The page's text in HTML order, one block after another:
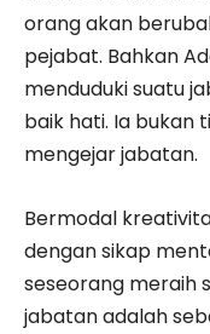
orang akan
pejabat. Bahkan
menduduki suatu
baik hati. Ia bukan
mengejar jabatan.
Bermodal
dengan sikap
seseorang meraih
jabatan adalah